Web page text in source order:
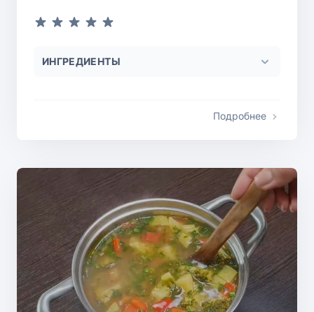
ИНГРЕДИЕНТЫ
Подробнее